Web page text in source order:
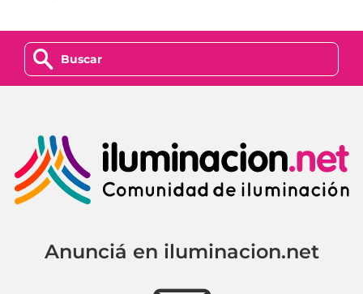
z
Anunciá en iluminacion.net